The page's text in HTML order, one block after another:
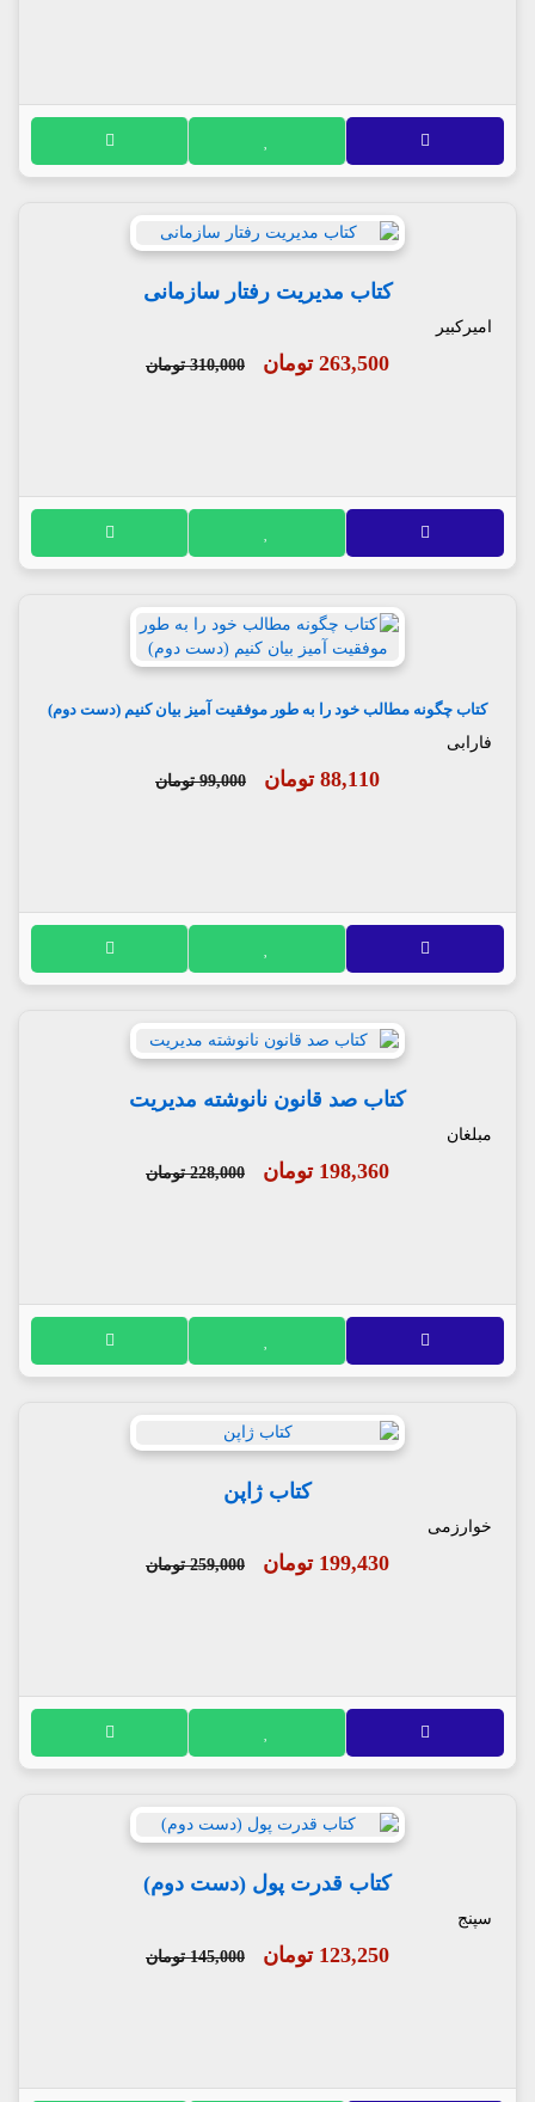
کتاب مدیریت رفتار سازمانی
امیرکبیر
263,500 تومان 310,000 تومان
کتاب چگونه مطالب خود را به طور موفقیت آمیز بیان کنیم (دست دوم)
فارابی
88,110 تومان 99,000 تومان
کتاب صد قانون نانوشته مدیریت
مبلغان
198,360 تومان 228,000 تومان
کتاب ژاپن
خوارزمی
199,430 تومان 259,000 تومان
کتاب قدرت پول (دست دوم)
سپنج
123,250 تومان 145,000 تومان